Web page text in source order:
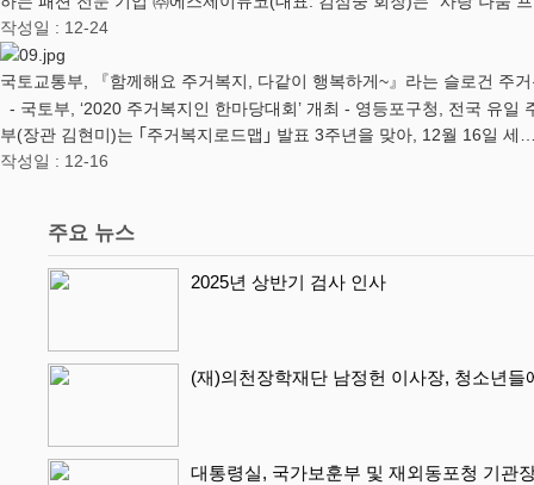
작성일 : 12-24
국토교통부, 『함께해요 주거복지, 다같이 행복하게~』라는 슬로건 주
- 국토부, ‘2020 주거복지인 한마당대회’ 개최 - 영등포구청, 전국 유
부(장관 김현미)는 ｢주거복지로드맵｣ 발표 3주년을 맞아, 12월 16일 세
작성일 : 12-16
주요 뉴스
2025년 상반기 검사 인사
(재)의천장학재단 남정헌 이사장, 청소년들
대통령실, 국가보훈부 및 재외동포청 기관